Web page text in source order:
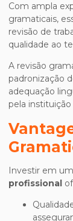
Com ampla
gramaticais,
revisão de
qualidade ao
A revisão
padronização
adequação
pela
Investir em um
profissional
Qualidade Garantida: Profissionais qualificados